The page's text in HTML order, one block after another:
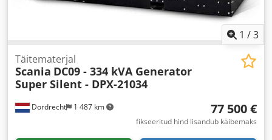
1 /3
Dordrecht 1 487 km
Täitematerjal
Scania DC09 - 334 kVA Generator
Super Silent - DPX-21034
77 500 €
fikseeritud hind lisandub käibemaks